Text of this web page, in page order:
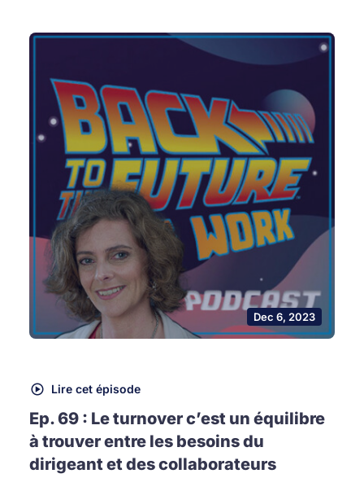
Dec 6, 2023
Lire cet épisode
Ep. 69 : Le turnover c’est un équilibre
à trouver entre les besoins du
dirigeant et des collaborateurs